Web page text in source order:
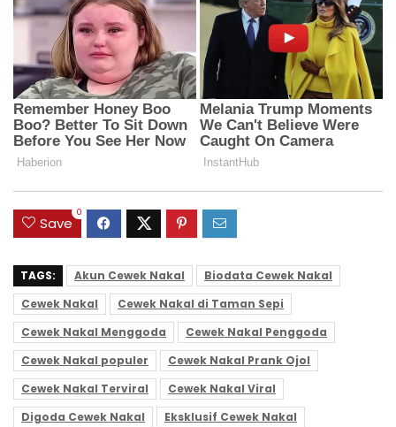
Save
0
TAGS: Akun Cewek Nakal
Biodata Cewek Nakal
Cewek Nakal
Cewek Nakal di Taman Sepi
Cewek Nakal Menggoda
Cewek Nakal Penggoda
Cewek Nakal populer
Cewek Nakal Prank Ojol
Cewek Nakal Terviral
Cewek Nakal Viral
Digoda Cewek Nakal
Eksklusif Cewek Nakal